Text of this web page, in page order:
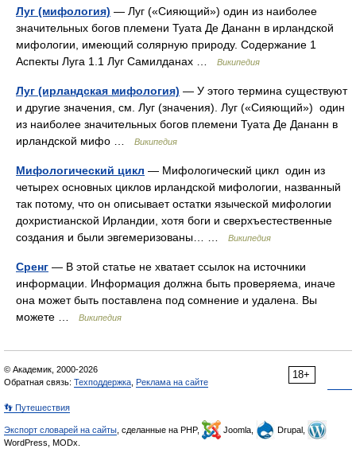
Луг (мифология) — Луг («Сияющий») один из наиболее
значительных богов племени Туата Де Дананн в ирландской
мифологии, имеющий солярную природу. Содержание 1
Аспекты Луга 1.1 Луг Самилданах …
Википедия
Луг (ирландская мифология) — У этого термина существуют
и другие значения, см. Луг (значения). Луг («Сияющий») один
из наиболее значительных богов племени Туата Де Дананн в
ирландской мифо …
Википедия
Мифологический цикл — Мифологический цикл один из
четырех основных циклов ирландской мифологии, названный
так потому, что он описывает остатки языческой мифологии
дохристианской Ирландии, хотя боги и сверхъестественные
создания и были эвгемеризованы… …
Википедия
Сренг — В этой статье не хватает ссылок на источники
информации. Информация должна быть проверяема, иначе
она может быть поставлена под сомнение и удалена. Вы
можете …
Википедия
18+
© Академик, 2000-2026
Обратная связь: Техподдержка Реклама на сайте
👣 Путешествия
Экспорт словарей на сайты , сделанные на PHP, Joomla,
Drupal,
WordPress, MODx.